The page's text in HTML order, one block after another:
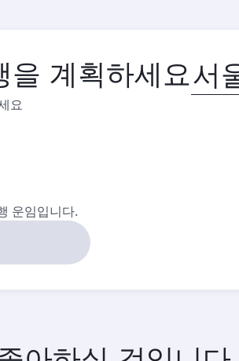
을 계획하세요 출
발
요
아하실 것입니다...